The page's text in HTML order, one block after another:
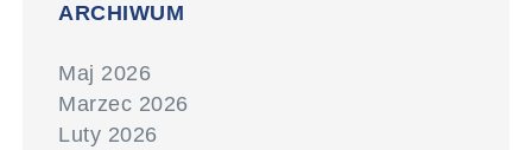
ARCHIWUM
Maj 2026
Marzec 2026
Luty 2026